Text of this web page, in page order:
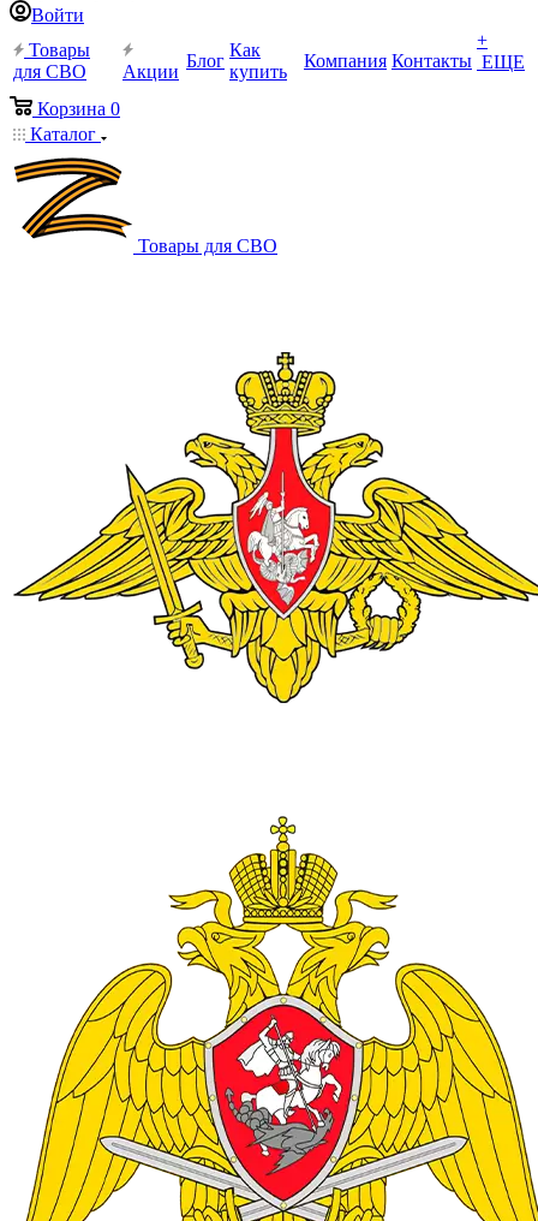
Войти
Товары
для СВО
Акции
Блог
Как
купить
Компания Контакты
+
ЕЩЕ
Корзина 0
Каталог
Товары для СВО